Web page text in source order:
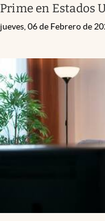
Prime en Estados
jueves, 06 de Febrero de